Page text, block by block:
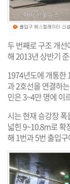
두 번째로 구조 개
해 2013년 상반기
1974년도에 개통한
과 2호선을 연결하
민은 3~4만 명에 이
시는 현재 승강장
넓힌 9~10.8m로 확
해 1번과 5번 출입